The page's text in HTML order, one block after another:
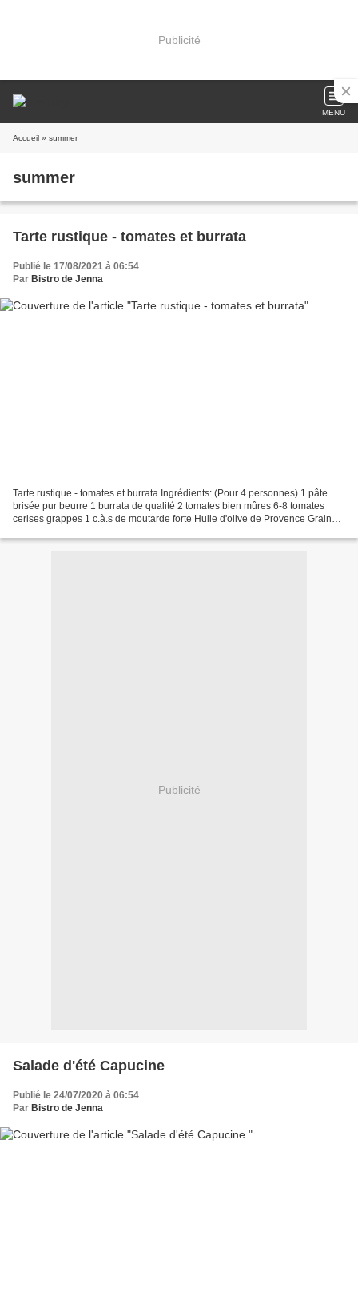
Publicité
MENU
Accueil » summer
summer
Tarte rustique - tomates et burrata
Publié le 17/08/2021 à 06:54
Par Bistro de Jenna
Tarte rustique - tomates et burrata Ingrédients: (Pour 4 personnes) 1 pâte
brisée pur beurre 1 burrata de qualité 2 tomates bien mûres 6-8 tomates
cerises grappes 1 c.à.s de moutarde forte Huile d'olive de Provence Graines
Publicité
Salade d'été Capucine
Publié le 24/07/2020 à 06:54
Par Bistro de Jenna